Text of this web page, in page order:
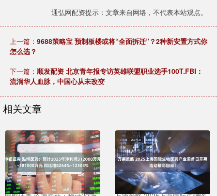
通弘网配资提示：文章来自网络，不代表本站观点。
上一篇： 9688策略宝 预制板楼或将“全面拆迁”？2种新安置方式你
怎么选？
下一篇： 顺发配资 北京青年报专访英雄联盟职业选手100T.FBI：
流淌华人血脉，中国心从未改变
相关文章